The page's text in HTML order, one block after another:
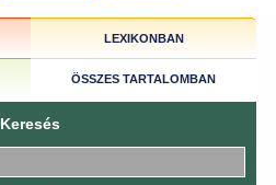
LEXIKONBAN
ÖSSZES TARTALOMBAN
Keresés